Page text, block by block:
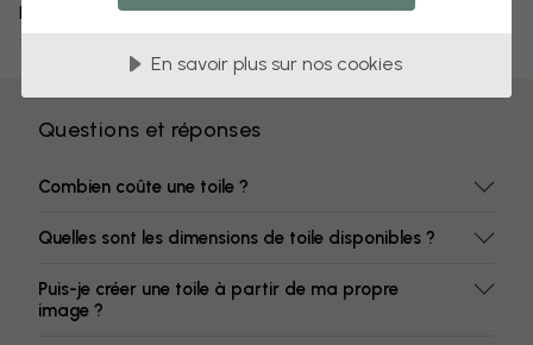
Livraison et retours
Questions et réponses
Combien coûte une toile ?
Quelles sont les dimensions de toile disponibles ?
Puis-je créer une toile à partir de ma propre
image ?
En savoir plus sur nos cookies